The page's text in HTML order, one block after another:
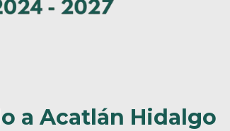
a Acatlán Hidalgo